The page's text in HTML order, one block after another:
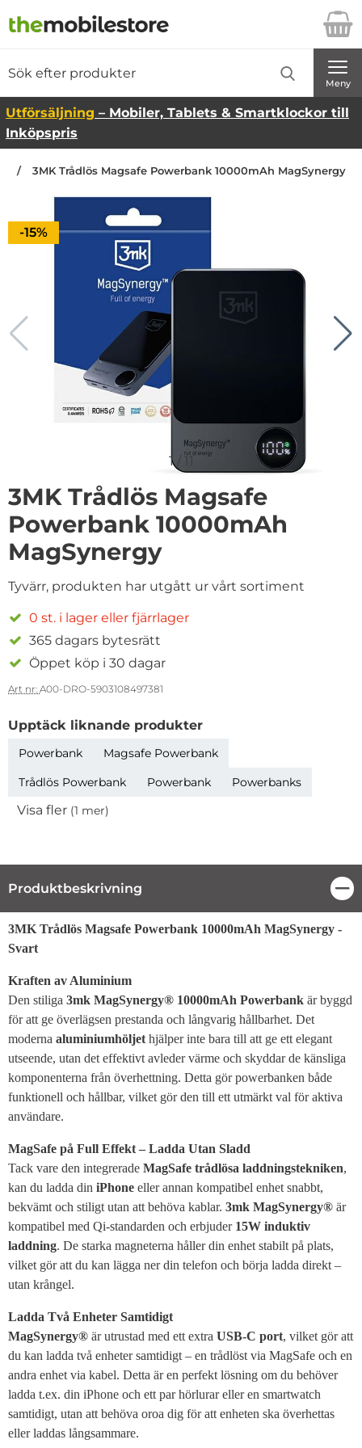
Startsidan för Danira Telecom AB
Meny
Utförsäljning – Mobiler, Tablets & Smartklockor till
Inköpspris
3MK Trådlös Magsafe Powerbank 10000mAh MagSynergy
Priset är nedsatt med
-15%
1/ 11
3MK Trådlös Magsafe
Powerbank 10000mAh
MagSynergy
Tyvärr, produkten har utgått ur vårt sortiment
0 st. i lager eller fjärrlager
365 dagars bytesrätt
Öppet köp i 30 dagar
Art nr: A00-DRO-5903108497381
Upptäck liknande produkter
Powerbank
Magsafe Powerbank
Trådlös Powerbank
Powerbank Powerbanks
Visa fler (1 mer)
Produktbeskrivning
Produktbeskrivning
3MK Trådlös Magsafe Powerbank 10000mAh MagSynergy -
Svart
Kraften av Aluminium
Den stiliga 3mk MagSynergy® 10000mAh Powerbank är byggd
för att ge överlägsen prestanda och långvarig hållbarhet. Det
moderna aluminiumhöljet hjälper inte bara till att ge ett elegant
utseende, utan det effektivt avleder värme och skyddar de känsliga
komponenterna från överhettning. Detta gör powerbanken både
funktionell och hållbar, vilket gör den till ett utmärkt val för aktiva
användare.
MagSafe på Full Effekt – Ladda Utan Sladd
Tack vare den integrerade MagSafe trådlösa laddningstekniken,
kan du ladda din iPhone eller annan kompatibel enhet snabbt,
bekvämt och stiligt utan att behöva kablar. 3mk MagSynergy® är
kompatibel med Qi-standarden och erbjuder 15W induktiv
laddning. De starka magneterna håller din enhet stabilt på plats,
vilket gör att du kan lägga ner din telefon och börja ladda direkt –
utan krångel.
Ladda Två Enheter Samtidigt
MagSynergy® är utrustad med ett extra USB-C port, vilket gör att
du kan ladda två enheter samtidigt – en trådlöst via MagSafe och en
andra enhet via kabel. Detta är en perfekt lösning om du behöver
ladda t.ex. din iPhone och ett par hörlurar eller en smartwatch
samtidigt, utan att behöva oroa dig för att enheten ska överhettas
eller laddas långsammare.